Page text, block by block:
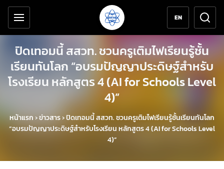
ข้ามไปยังเนื้อหาหลัก
เครื่องมือช่วยเหลือ
EN
ปิดเทอมนี้ สสวท. ชวนครูเติมไฟเรียนรู้ชั้น
เรียนทันโลก “อบรมปัญญาประดิษฐ์สำหรับ
โรงเรียน หลักสูตร 4 (AI for Schools Level
4)”
หน้าแรก›ข่าวสาร›ปิดเทอมนี้ สสวท. ชวนครูเติมไฟเรียนรู้ชั้นเรียนทันโลก
“อบรมปัญญาประดิษฐ์สำหรับโรงเรียน หลักสูตร 4 (AI for Schools Level
4)”